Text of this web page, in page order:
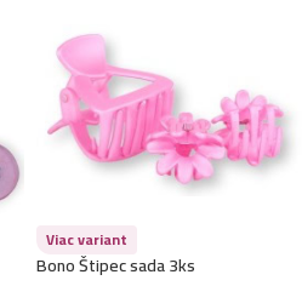
Viac variant
Bono Štipec sada 3ks